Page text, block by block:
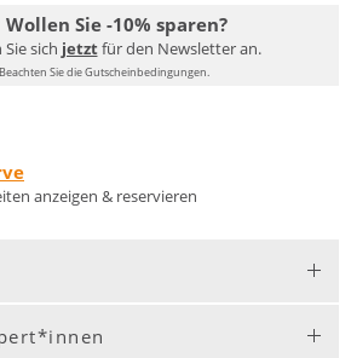
Wollen Sie -10% sparen?
sich jetztfür den Newsletter an.
Beachten Sie die Gutscheinbedingungen.
anzeigen & reservieren